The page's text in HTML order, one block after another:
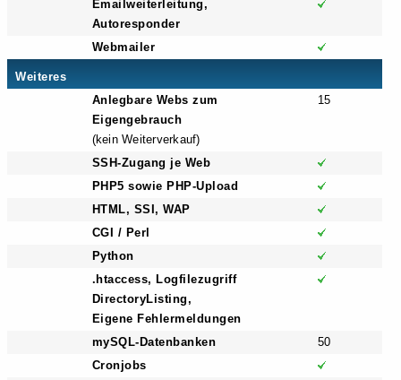
Emailweiterleitung,
Autoresponder
Webmailer
Weiteres
Anlegbare Webs zum
Eigengebrauch
(kein Weiterverkauf)
15
SSH-Zugang je Web
PHP5 sowie PHP-Upload
HTML, SSI, WAP
CGI / Perl
Python
.htaccess, Logfilezugriff
DirectoryListing,
Eigene Fehlermeldungen
mySQL-Datenbanken
50
Cronjobs